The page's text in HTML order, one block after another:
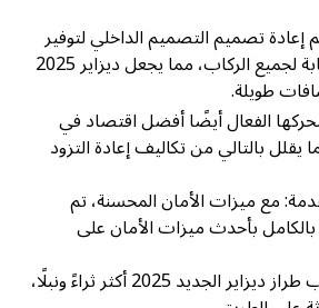
تصميم التصميم الداخلي لتوفير
المزيد من الراحة والرحابة لجميع الركاب، مما يجعل ديزاير 2025
طويلة.
الفعال أيضًا أفضل اقتصاد في
يقلل بالتالي من تكاليف إعادة التزود
مع ميزات الأمان المحسنة، تم
بالكامل بأحدث ميزات الأمان على
تصميم أنيق: أسلوب طراز ديزاير الجديد 2025 أكثر ثراءً ونبلًا،